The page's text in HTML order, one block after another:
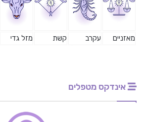
מאזניים עקרב קשת מזל גדי
אינדקס מטפלים